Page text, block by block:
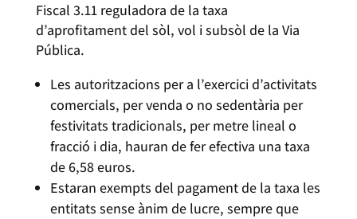
Fiscal 3.11 reguladora de la taxa
d’aprofitament del sòl, vol i subsòl de la Via
Pública.
Les autoritzacions per a l’exercici d’activitats
comercials, per venda o no sedentària per
festivitats tradicionals, per metre lineal o
fracció i dia, hauran de fer efectiva una taxa
de 6,58 euros.
Estaran exempts del pagament de la taxa les
entitats sense ànim de lucre, sempre que